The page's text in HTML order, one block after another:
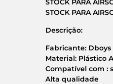
STOCK PARA
STOCK PARA
Descrição:
Fabricante: Dboys
Material: Plástico
Compatível com :
Alta qualidade